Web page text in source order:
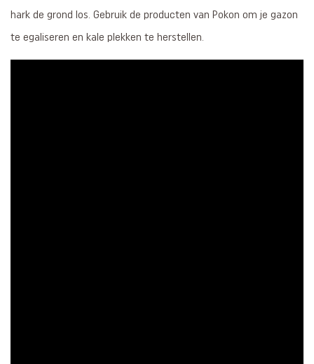
hark de grond los. Gebruik de producten van Pokon om je gazon
te egaliseren en kale plekken te herstellen.